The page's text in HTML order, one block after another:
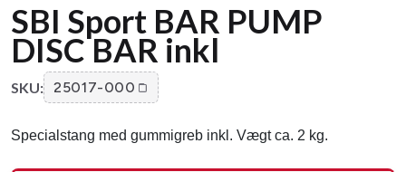
SBI Sport BAR PUMP
DISC BAR inkl
SKU: 25017-000
Specialstang med gummigreb inkl. Vægt ca. 2 kg.